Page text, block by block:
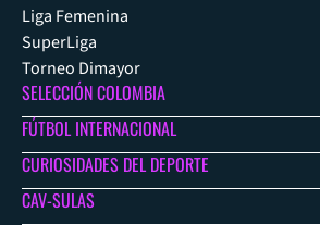
Liga Femenina
SuperLiga
Torneo Dimayor
SELECCIÓN COLOMBIA
FÚTBOL INTERNACIONAL
CURIOSIDADES DEL DEPORTE
CAV-SULAS